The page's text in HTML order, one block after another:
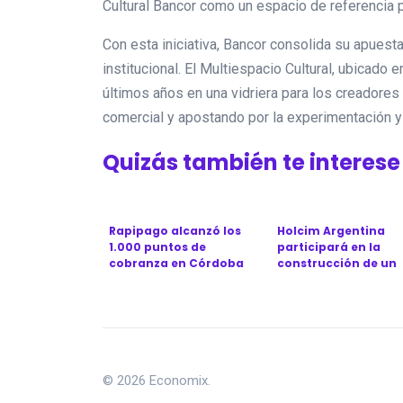
Cultural Bancor como un espacio de
Con esta iniciativa, Bancor consolida su
institucional. El Multiespacio Cultural, ubicado
últimos años en una vidriera para los
comercial y apostando por la experimentación
Quizás también te interese
Rapipago alcanzó los
1.000 puntos de
cobranza en Córdoba
Holcim Argentina
participará en la
construcción de un
© 2026 Economix.